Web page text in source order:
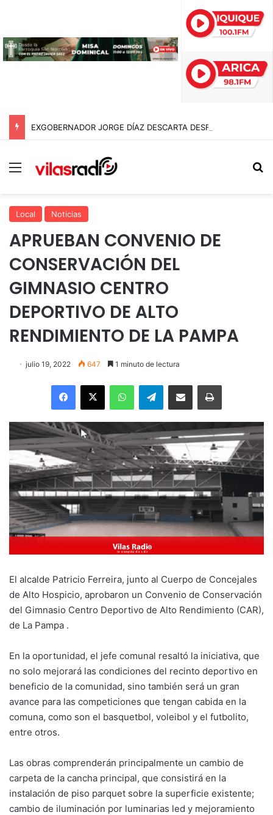
Menú
Local Noticias
APRUEBAN CONVENIO DE
CONSERVACIÓN DEL
GIMNASIO CENTRO
DEPORTIVO DE ALTO
RENDIMIENTO DE LA PAMPA
julio 19, 2022 647 1 minuto de lectura
Facebook
X WhatsAppTelegramEnviar vía email Imprimir
El alcalde Patricio Ferreira, junto al Cuerpo de Concejales
de Alto Hospicio, aprobaron un Convenio de Conservación
del Gimnasio Centro Deportivo de Alto Rendimiento (CAR),
de La Pampa .
En la oportunidad, el jefe comunal resaltó la iniciativa, que
no solo mejorará las condiciones del recinto deportivo en
beneficio de la comunidad, sino también será un gran
avance para las competiciones que tengan cabida en la
comuna, como son el basquetbol, voleibol y el futbolito,
entre otros.
Las obras comprenderán principalmente un cambio de
carpeta de la cancha principal, que consistirá en la
instalación de piso parquet sobre la superficie existente;
cambio de iluminación por luminarias led y mejoramiento